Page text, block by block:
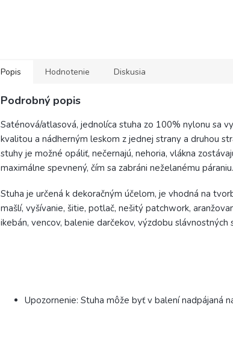
Popis Hodnotenie Diskusia
Podrobný popis
Saténová/atlasová, jednolíca stuha zo 100% nylonu sa
kvalitou a nádherným leskom z jednej strany a druhou
stuhy je možné opáliť, nečernajú, nehoria, vlákna
maximálne spevnený, čím sa zabráni neželanému páraniu.
Stuha je určená k dekoračným účelom, je vhodná na
mašlí, vyšívanie, šitie, potlač, nešitý patchwork,
ikebán, vencov, balenie darčekov, výzdobu slávnostných
Upozornenie: Stuha môže byť v balení nadpájaná